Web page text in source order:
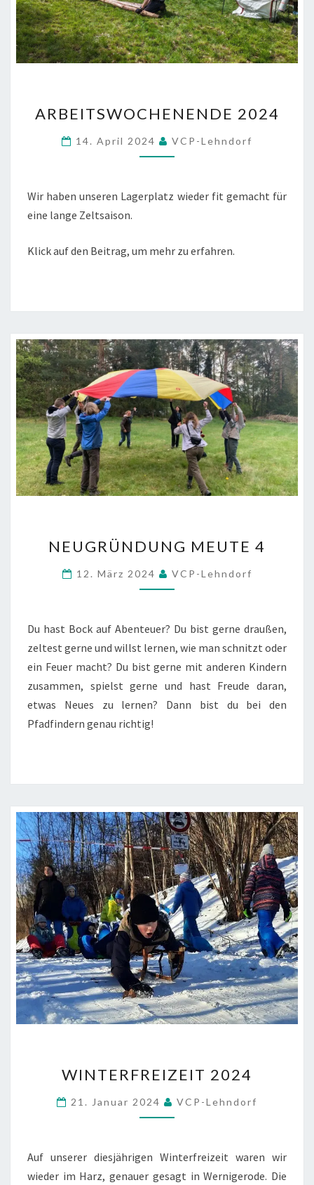
2024
ARBEITSWOCHENENDE 2024
14. April 2024 VCP-Lehndorf
Wir haben unseren Lagerplatz wieder fit gemacht für
eine lange Zeltsaison.
Klick auf den Beitrag, um mehr zu erfahren.
MEUTE
4
NEUGRÜNDUNG MEUTE 4
12. März 2024 VCP-Lehndorf
Du hast Bock auf Abenteuer? Du bist gerne draußen,
zeltest gerne und willst lernen, wie man schnitzt oder
ein Feuer macht? Du bist gerne mit anderen Kindern
zusammen, spielst gerne und hast Freude daran,
etwas Neues zu lernen? Dann bist du bei den
Pfadfindern genau richtig!
2024
WINTERFREIZEIT 2024
21. Januar 2024 VCP-Lehndorf
Auf unserer diesjährigen Winterfreizeit waren wir
wieder im Harz, genauer gesagt in Wernigerode. Die